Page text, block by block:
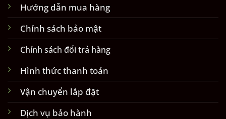
Hướng dẫn mua hàng
Chính sách bảo mật
Chính sách đổi trả hàng
Hình thức thanh toán
Vận chuyển lắp đặt
Dịch vụ bảo hành